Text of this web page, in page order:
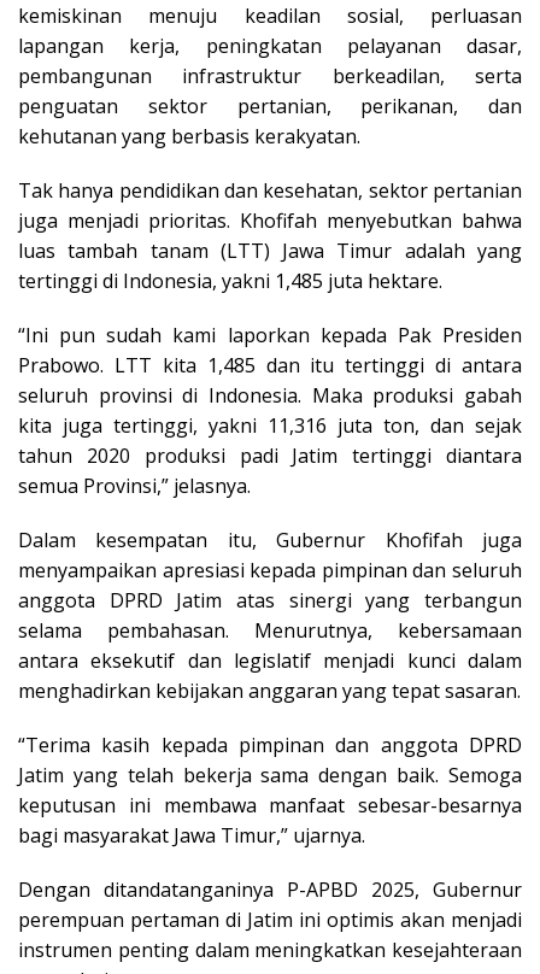
kemiskinan menuju keadilan sosial, perluasan
lapangan kerja, peningkatan pelayanan dasar,
pembangunan infrastruktur berkeadilan, serta
penguatan sektor pertanian, perikanan, dan
kehutanan yang berbasis kerakyatan.
Tak hanya pendidikan dan kesehatan, sektor pertanian
juga menjadi prioritas. Khofifah menyebutkan bahwa
luas tambah tanam (LTT) Jawa Timur adalah yang
tertinggi di Indonesia, yakni 1,485 juta hektare.
“Ini pun sudah kami laporkan kepada Pak Presiden
Prabowo. LTT kita 1,485 dan itu tertinggi di antara
seluruh provinsi di Indonesia. Maka produksi gabah
kita juga tertinggi, yakni 11,316 juta ton, dan sejak
tahun 2020 produksi padi Jatim tertinggi diantara
semua Provinsi,” jelasnya.
Dalam kesempatan itu, Gubernur Khofifah juga
menyampaikan apresiasi kepada pimpinan dan seluruh
anggota DPRD Jatim atas sinergi yang terbangun
selama pembahasan. Menurutnya, kebersamaan
antara eksekutif dan legislatif menjadi kunci dalam
menghadirkan kebijakan anggaran yang tepat sasaran.
“Terima kasih kepada pimpinan dan anggota DPRD
Jatim yang telah bekerja sama dengan baik. Semoga
keputusan ini membawa manfaat sebesar-besarnya
bagi masyarakat Jawa Timur,” ujarnya.
Dengan ditandatanganinya P-APBD 2025, Gubernur
perempuan pertaman di Jatim ini optimis akan menjadi
instrumen penting dalam meningkatkan kesejahteraan